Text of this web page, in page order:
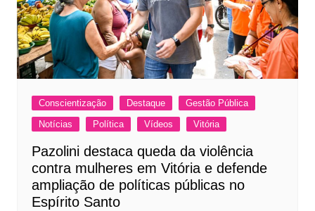
Conscientização Destaque
Gestão Pública
Notícias
Política Vídeos Vitória
Pazolini destaca queda da violência
contra mulheres em Vitória e defende
ampliação de políticas públicas no
Espírito Santo